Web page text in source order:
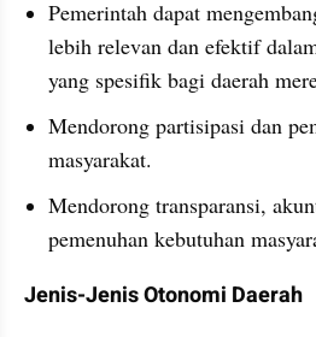
Pemerintah dapat
lebih relevan dan efektif
yang spesifik bagi daerah
Mendorong partisipasi dan
masyarakat.
Mendorong transparansi,
pemenuhan kebutuhan
Jenis-Jenis Otonomi Daerah